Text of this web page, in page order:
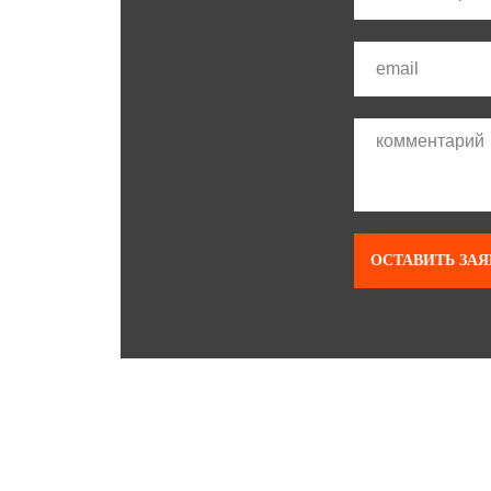
ОСТАВИТЬ